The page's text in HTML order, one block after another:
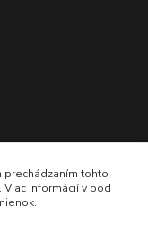
prechádzaním tohto
informácií v pod